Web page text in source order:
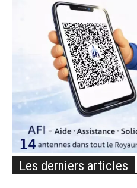
Les derniers articles